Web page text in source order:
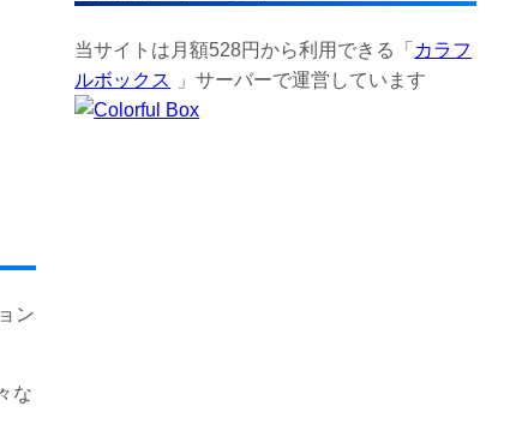
ン
な
当サイトは月額528円から利用できる「 カラフ
ルボックス
」サーバーで運営しています